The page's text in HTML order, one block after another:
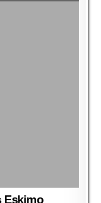
Eskimo